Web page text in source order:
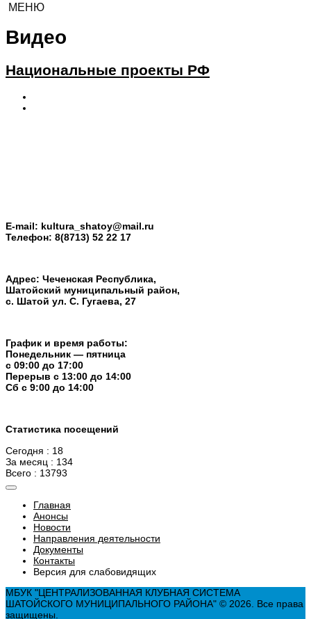
МЕНЮ
Видео
Национальные проекты РФ
E-mail: kultura_shatoy@mail.ru
Телефон: 8(8713) 52 22 17
Адрес: Чеченская Республика,
Шатойский муниципальный район,
с. Шатой ул. С. Гугаева, 27
График и время работы:
Понедельник — пятница
с 09:00 до 17:00
Перерыв c 13:00 до 14:00
Cб с 9:00 до 14:00
Статистика посещений
Сегодня : 18
За месяц : 134
Всего : 13793
Главная
Анонсы
Новости
Направления деятельности
Документы
Контакты
Версия для слабовидящих
МБУК "ЦЕНТРАЛИЗОВАННАЯ КЛУБНАЯ СИСТЕМА
ШАТОЙСКОГО МУНИЦИПАЛЬНОГО РАЙОНА" © 2026. Все права
защищены.